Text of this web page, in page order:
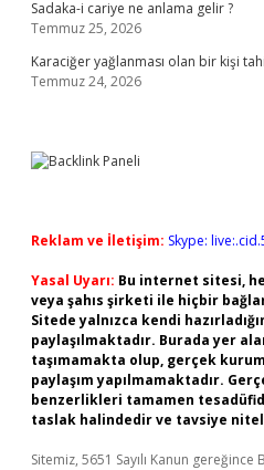
Sadaka-i cariye ne anlama gelir ?
Temmuz 25, 2026
Karaciğer yağlanması olan bir kişi
Temmuz 24, 2026
Reklam ve İletişim: Skype:
Yasal Uyarı: Bu internet sitesi,
veya şahıs şirketi ile hiçbir
Sitede yalnızca kendi
paylaşılmaktadır. Burada yer
taşımamakta olup, gerçek
paylaşım yapılmamaktadır.
benzerlikleri tamamen
taslak halindedir ve tavsiye
Sitemiz, 5651 Sayılı Kanun